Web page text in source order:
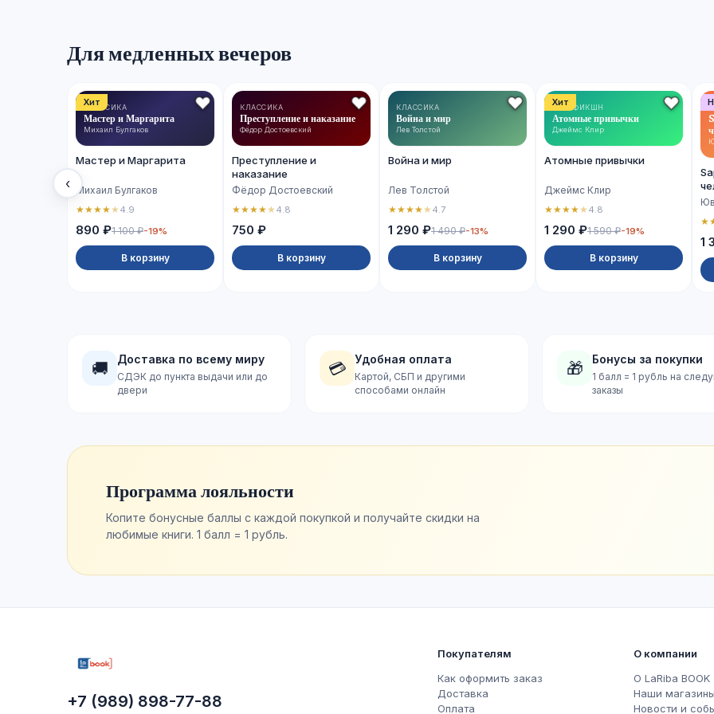
Для медленных вечеров
‹
Хит
КЛАССИКА
Мастер и Маргарита
Михаил Булгаков
Мастер и Маргарита
Михаил Булгаков
★★★★★4.9
890 ₽1 100 ₽-19%
В корзину
КЛАССИКА
Преступление и наказание
Фёдор Достоевский
Преступление и
наказание
Фёдор Достоевский
★★★★★4.8
750 ₽
В корзину
КЛАССИКА
Война и мир
Лев Толстой
Война и мир
Лев Толстой
★★★★★4.7
1 290 ₽1 490 ₽-13%
В корзину
Хит
НОН-ФИКШН
Атомные привычки
Джеймс Клир
Атомные привычки
Джеймс Клир
★★★★★4.8
1 290 ₽1 590 ₽-19%
В корзину
★
1
🚚 Доставка по всему миру
СДЭК до пункта выдачи или до
двери
💳 Удобная оплата
Картой, СБП и другими
способами онлайн
🎁 Бонусы за покупки
1 балл = 1 рубль на
заказы
Программа лояльности
Копите бонусные баллы с каждой покупкой и получайте скидки на
любимые книги. 1 балл = 1 рубль.
+7 (989) 898-77-88
Покупателям
Как оформить заказ
Доставка
Оплата
О компании
О LaRiba BOOK
Наши магазины
Новости и